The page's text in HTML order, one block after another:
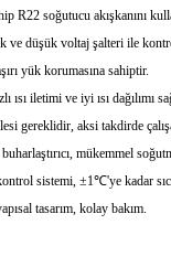
R22 soğutucu akışkanını
ve düşük voltaj şalteri ile
yük korumasına sahiptir.
ısı iletimi ve iyi ısı dağılımı
gereklidir, aksi takdirde
mükemmel
sistemi, ±1℃'ye kadar
tasarım, kolay bakım.